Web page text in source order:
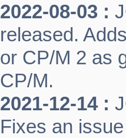
2022-08-03 :
released.
or CP/M 2 as
CP/M.
2021-12-14 :
Fixes an